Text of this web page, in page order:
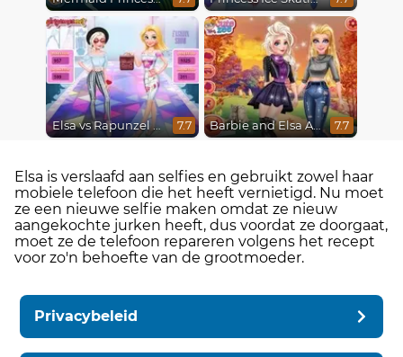
Elsa vs Rapunzel Fashion Game 7.7 Barbie and Elsa Autumn Patterns 7.7
Elsa is verslaafd aan selfies en gebruikt zowel haar
mobiele telefoon die het heeft vernietigd. Nu moet
ze een nieuwe selfie maken omdat ze nieuw
aangekochte jurken heeft, dus voordat ze doorgaat,
moet ze de telefoon repareren volgens het recept
voor zo'n behoefte van de grootmoeder.
Privacybeleid